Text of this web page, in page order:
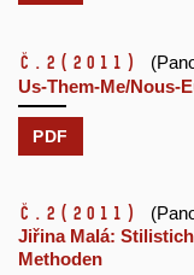
č.2 (2011)
Us-Them-Me/Nous-
PDF
č.2 (2011)
Jiřina Malá:
Methoden